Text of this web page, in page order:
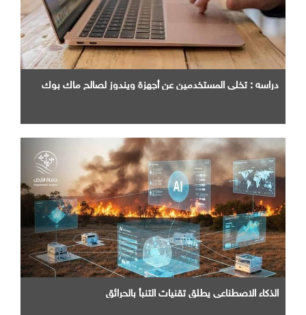
دراسه : تخلي المستخدمين عن أجهزة ويندوز لصالح ماك بوك
الذكاء الاصطناعي يطلق تقنيات التنبأ بالحرائق